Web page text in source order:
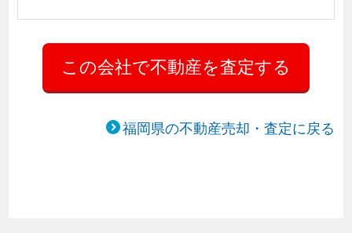
福岡県の不動産売却・査定に戻る